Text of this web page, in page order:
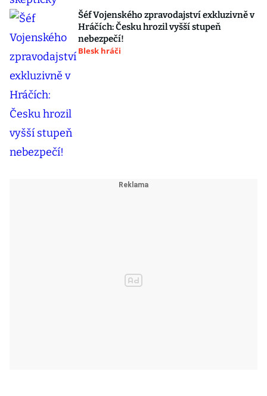
Šéf Vojenského zpravodajství exkluzivně v
Hráčích: Česku hrozil vyšší stupeň
nebezpečí!
Blesk hráči